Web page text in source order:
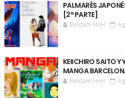
PALMARÉS
[2ª PARTE]
Beldam HnH
KEIICHIRO SAITO Y
MANGA
Beldam HnH